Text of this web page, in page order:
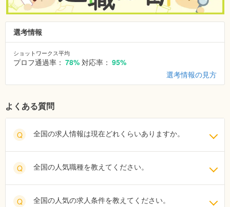
選考情報
ショットワークス平均
プロフ通過率： 78% 対応率： 95%
選考情報の見方
よくある質問
Q 全国の求人情報は現在どれくらいありますか。
Q 全国の人気職種を教えてください。
Q 全国の人気の求人条件を教えてください。